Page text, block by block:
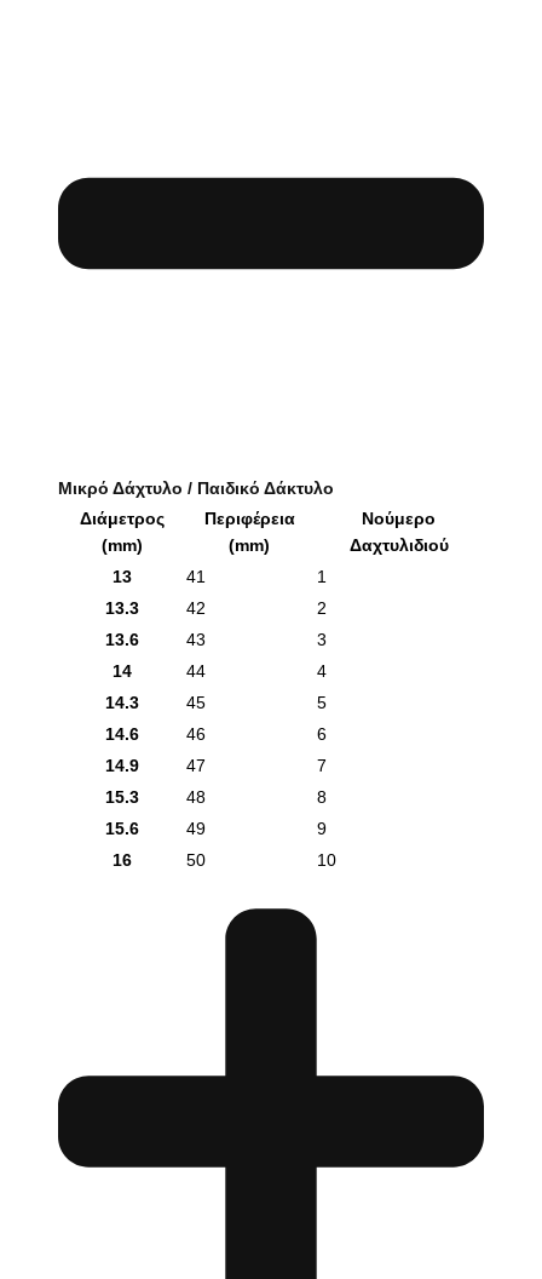
Μικρό Δάχτυλο / Παιδικό Δάκτυλο
Διάμετρος
(mm)
Περιφέρεια
(mm)
Νούμερο
Δαχτυλιδιού
13
41
1
13.3
42
2
13.6
43
3
14
44
4
14.3
45
5
14.6
46
6
14.9
47
7
15.3
48
8
15.6
49
9
16
50 10